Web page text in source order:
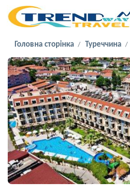
Головна сторінка Туреччина